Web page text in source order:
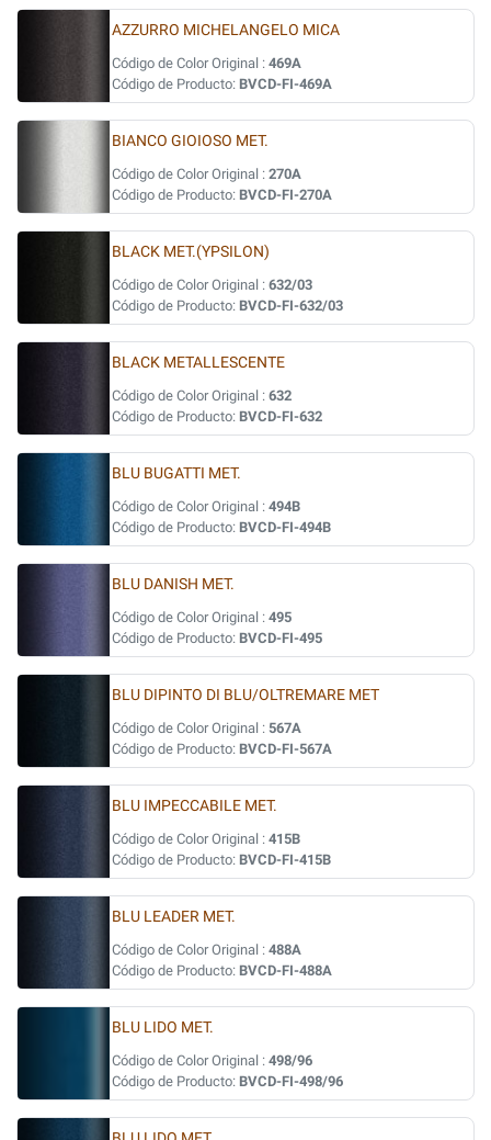
AZZURRO MICHELANGELO MICA
Código de Color Original : 469A
Código de Producto: BVCD-FI-469A
BIANCO GIOIOSO MET.
Código de Color Original : 270A
Código de Producto: BVCD-FI-270A
BLACK MET.(YPSILON)
Código de Color Original : 632/03
Código de Producto: BVCD-FI-632/03
BLACK METALLESCENTE
Código de Color Original : 632
Código de Producto: BVCD-FI-632
BLU BUGATTI MET.
Código de Color Original : 494B
Código de Producto: BVCD-FI-494B
BLU DANISH MET.
Código de Color Original : 495
Código de Producto: BVCD-FI-495
BLU DIPINTO DI BLU/OLTREMARE MET
Código de Color Original : 567A
Código de Producto: BVCD-FI-567A
BLU IMPECCABILE MET.
Código de Color Original : 415B
Código de Producto: BVCD-FI-415B
BLU LEADER MET.
Código de Color Original : 488A
Código de Producto: BVCD-FI-488A
BLU LIDO MET.
Código de Color Original : 498/96
Código de Producto: BVCD-FI-498/96